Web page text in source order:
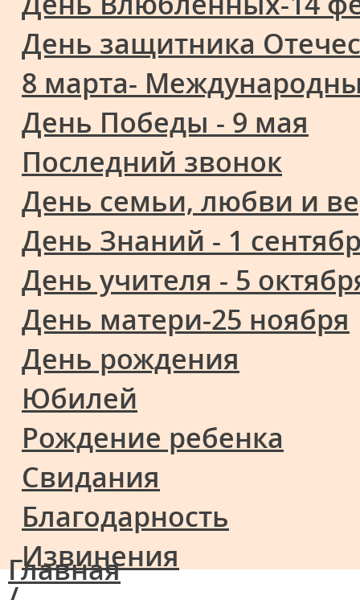
День защитника
8 марта-
День Победы - 9 мая
Последний звонок
День семьи, любви и
День Знаний - 1
День учителя - 5
День матери-25 ноября
День рождения
Юбилей
Рождение ребенка
Свидания
Благодарность
Извинения
Главная